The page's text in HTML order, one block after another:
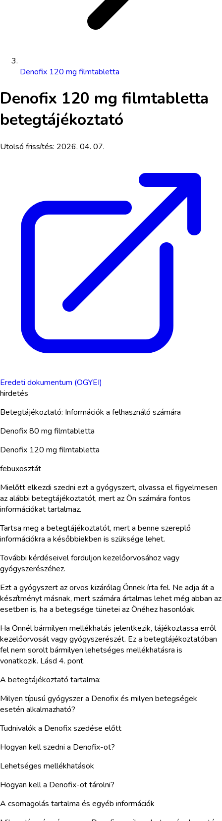
Denofix 120 mg filmtabletta
Denofix 120 mg filmtabletta
betegtájékoztató
Utolsó frissítés: 2026. 04. 07.
Eredeti dokumentum (OGYEI)
hirdetés
Betegtájékoztató: Információk a felhasználó számára
Denofix 80 mg filmtabletta
Denofix 120 mg filmtabletta
febuxosztát
Mielőtt elkezdi szedni ezt a gyógyszert, olvassa el figyelmesen
az alábbi betegtájékoztatót, mert az Ön számára fontos
információkat tartalmaz.
Tartsa meg a betegtájékoztatót, mert a benne szereplő
információkra a későbbiekben is szüksége lehet.
További kérdéseivel forduljon kezelőorvosához vagy
gyógyszerészéhez.
Ezt a gyógyszert az orvos kizárólag Önnek írta fel. Ne adja át a
készítményt másnak, mert számára ártalmas lehet még abban az
esetben is, ha a betegsége tünetei az Önéhez hasonlóak.
Ha Önnél bármilyen mellékhatás jelentkezik, tájékoztassa erről
kezelőorvosát vagy gyógyszerészét. Ez a betegtájékoztatóban
fel nem sorolt bármilyen lehetséges mellékhatásra is
vonatkozik. Lásd 4. pont.
A betegtájékoztató tartalma:
Milyen típusú gyógyszer a Denofix és milyen betegségek
esetén alkalmazható?
Tudnivalók a Denofix szedése előtt
Hogyan kell szedni a Denofix-ot?
Lehetséges mellékhatások
Hogyan kell a Denofix-ot tárolni?
A csomagolás tartalma és egyéb információk